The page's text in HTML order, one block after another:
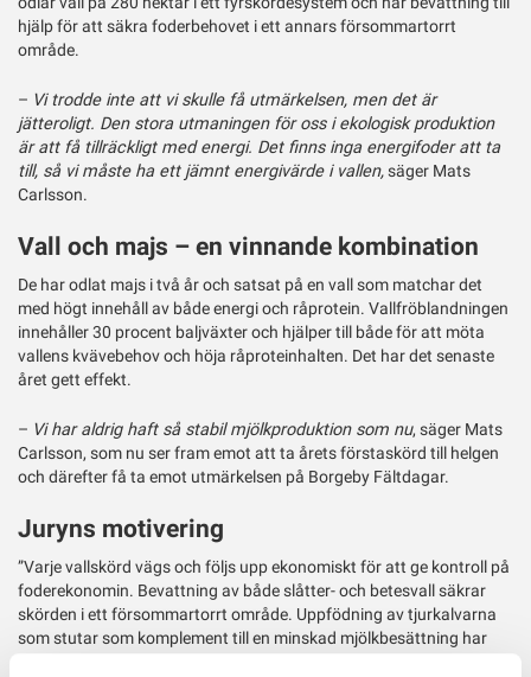
hjälp för att säkra foderbehovet i ett annars försommartorrt
område.
– Vi trodde inte att vi skulle få utmärkelsen, men det är
jätteroligt. Den stora utmaningen för oss i ekologisk produktion
är att få tillräckligt med energi. Det finns inga energifoder att ta
till, så vi måste ha ett jämnt energivärde i vallen,säger Mats
Carlsson.
Vall och majs – en vinnande kombination
De har odlat majs i två år och satsat på en vall som matchar det
med högt innehåll av både energi och råprotein. Vallfröblandningen
innehåller 30 procent baljväxter och hjälper till både för att möta
vallens kvävebehov och höja råproteinhalten. Det har det senaste
året gett effekt.
– Vi har aldrig haft så stabil mjölkproduktion som nu, säger Mats
Carlsson, som nu ser fram emot att ta årets förstaskörd till helgen
och därefter få ta emot utmärkelsen på Borgeby Fältdagar.
Juryns motivering
”Varje vallskörd vägs och följs upp ekonomiskt för att ge kontroll på
foderekonomin. Bevattning av både slåtter- och betesvall säkrar
skörden i ett försommartorrt område. Uppfödning av tjurkalvarna
som stutar som komplement till en minskad mjölkbesättning har